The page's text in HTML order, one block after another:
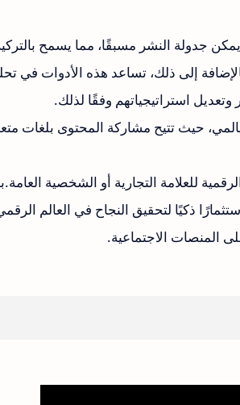
جدولة النشر مسبقًا، مما يسمح
إلى ذلك، تساعد هذه الأدوات في
استراتيجياتهم وفقًا لذلك.
حيث تتيح مشاركة المحتوى بلغات
للعلامة التجارية أو الشخصية
ذكيًا لتحقيق النجاح في العالم
المنصات الاجتماعية.